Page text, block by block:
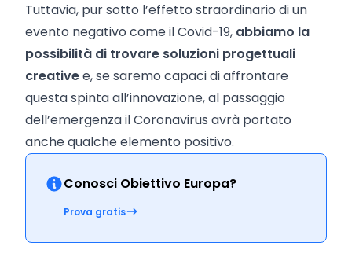
Tuttavia, pur sotto l’effetto straordinario di un
evento negativo come il Covid-19, abbiamo la
possibilità di trovare soluzioni progettuali
creativee, se saremo capaci di affrontare
questa spinta all’innovazione, al passaggio
dell’emergenza il Coronavirus avrà portato
anche qualche elemento positivo.
Conosci Obiettivo Europa?
Prova gratis